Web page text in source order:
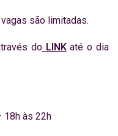
são limitadas.
do LINK até o dia
18h às 22h